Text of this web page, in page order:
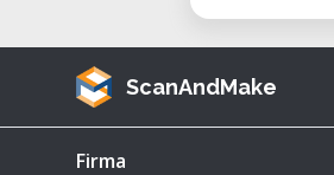
ScanAndMake
Firma